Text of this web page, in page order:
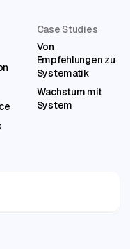
Case Studies
Von
Empfehlungen zu
Systematik
Wachstum mit
System